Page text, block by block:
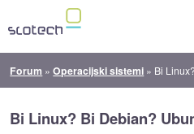
Forum »Operacijski sistemi » Bi
Bi Linux? Bi Debian?